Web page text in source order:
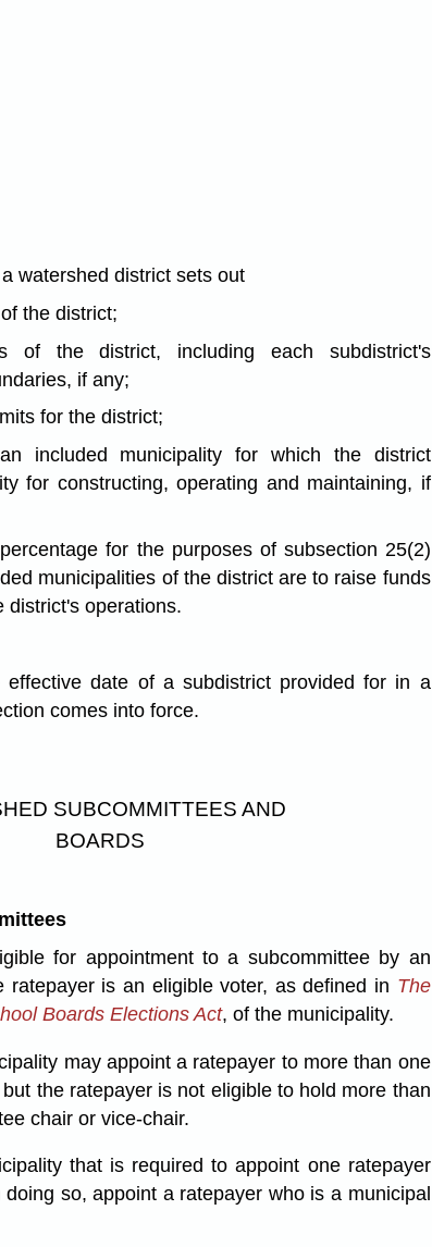
watershed district sets out
the district;
of the district, including each subdistrict's
if any;
for the district;
included municipality for which the district
for constructing, operating and maintaining, if
for the purposes of subsection 25(2)
municipalities of the district are to raise funds
district's operations.
effective date of a subdistrict provided for in a
comes into force.
SUBCOMMITTEES AND
BOARDS
for appointment to a subcommittee by an
ratepayer is an eligible voter, as defined in The
Boards Elections Act, of the municipality.
may appoint a ratepayer to more than one
the ratepayer is not eligible to hold more than
chair or vice-chair.
that is required to appoint one ratepayer
so, appoint a ratepayer who is a municipal